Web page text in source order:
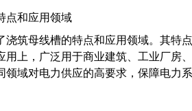
点和应用领域
浇筑母线槽的特点和应用领域。其特
用上，广泛用于商业建筑、工业厂房
领域对电力供应的高要求，保障电力系